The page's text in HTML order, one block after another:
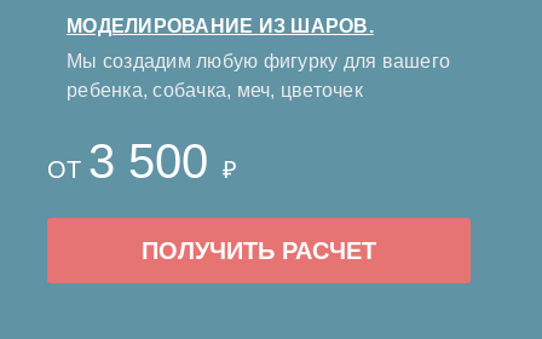
МОДЕЛИРОВАНИЕ ИЗ ШАРОВ.
Мы создадим любую фигурку для вашего
ребенка, собачка, меч, цветочек
ОТ 3 500 ₽
ПОЛУЧИТЬ РАСЧЕТ